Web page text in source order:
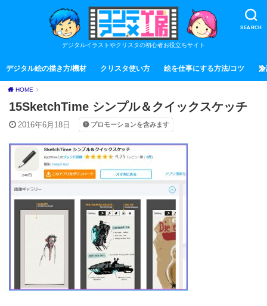
SEARCH
デジタルイラストやクリスタの初心者お役立ちサイト
デジタル絵の描き方/機材 クリスタ使い方 絵を仕事にする方法/コツ 全
HOME
15SketchTime シンプル＆クイックスケッチ
2016年6月18日 プロモーションを含みます